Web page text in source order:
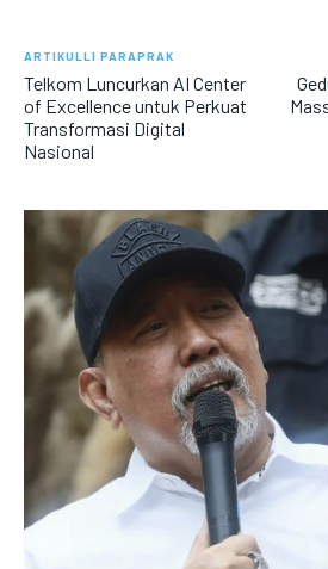
ARTIKULLI PARAPRAK
Telkom Luncurkan AI Center
of Excellence untuk Perkuat
Transformasi Digital
Nasional